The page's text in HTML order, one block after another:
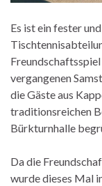
Es ist ein fester
vergangenen
die Gäste aus
traditionsreichen
Bürkturnhalle
Da die
wurde dieses Mal